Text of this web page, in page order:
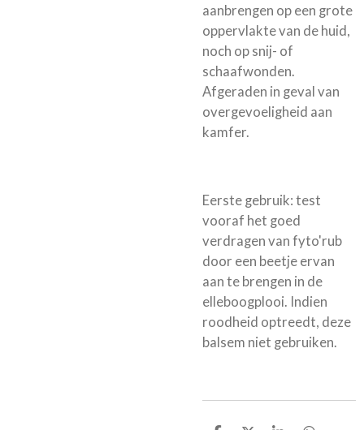
aanbrengen op een grote
oppervlakte van de huid,
noch op snij- of
schaafwonden.
Afgeraden in geval van
overgevoeligheid aan
kamfer.
Eerste gebruik: test
vooraf het goed
verdragen van fyto'rub
door een beetje ervan
aan te brengen in de
elleboogplooi. Indien
roodheid optreedt, deze
balsem niet gebruiken.